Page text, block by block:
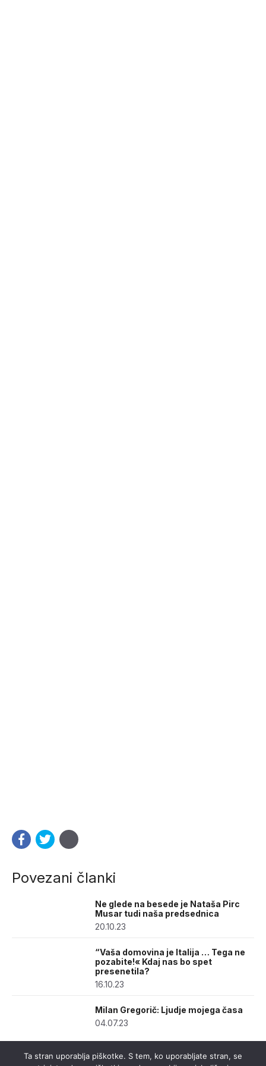
Povezani članki
Ne glede na besede je Nataša Pirc
Musar tudi naša predsednica
20.10.23
“Vaša domovina je Italija … Tega ne
pozabite!« Kdaj nas bo spet
presenetila?
16.10.23
Milan Gregorič: Ljudje mojega časa
04.07.23
Ta stran uporablja piškotke. S tem, ko uporabljate stran, se